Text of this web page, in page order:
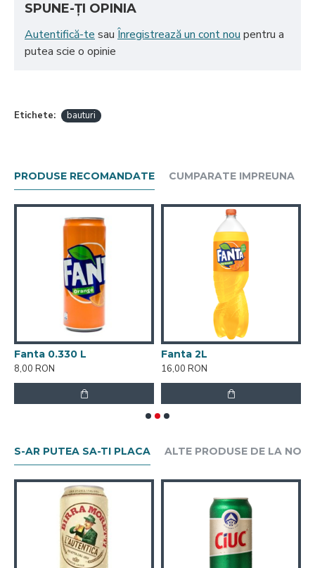
SPUNE-ŢI OPINIA
Autentifică-te sau Înregistrează un cont nou pentru a
putea scie o opinie
Etichete: bauturi
PRODUSE RECOMANDATE CUMPARATE IMPREUNA
Fanta 0.330 L
8,00 RON
Fanta 2L
16,00 RON
S-AR PUTEA SA-TI PLACA ALTE PRODUSE DE LA NOI